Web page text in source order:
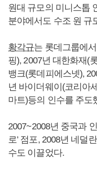
원대 규모의 미니스톱
분야에서도 수조 원 규
황각규는 롯데그룹에
핑), 2007년 대한화재(
뱅크(롯데피에스넷),
년 바이더웨이(코리아
마트)등의 인수를 주도
2007~2008년 중국과
로’ 점포, 2008년 네덜
수도 이끌었다.